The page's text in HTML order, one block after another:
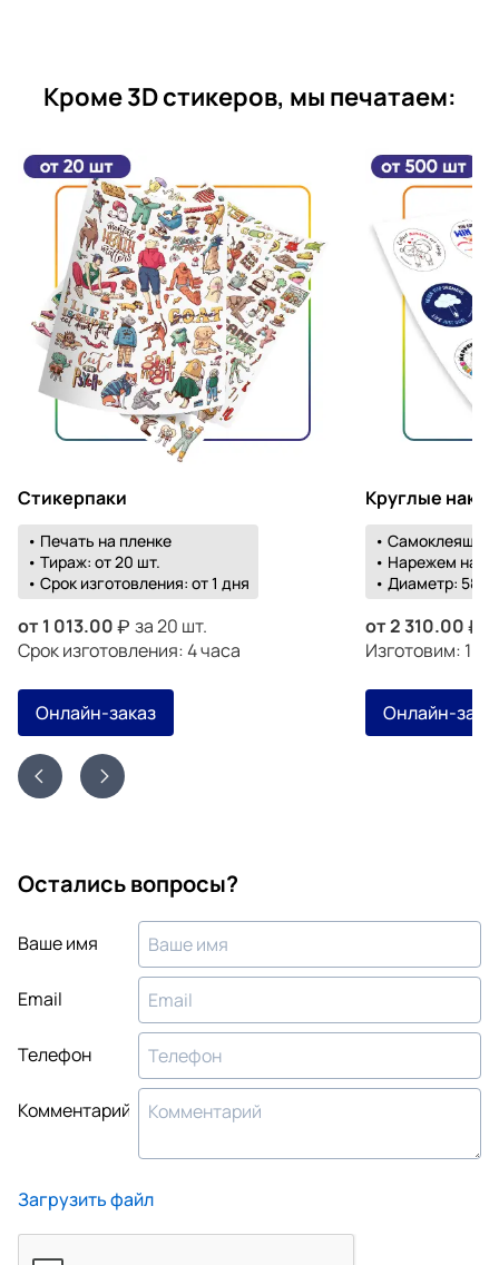
Кроме 3D стикеров, мы печатаем:
Стикерпаки
• Печать на пленке
• Тираж: от 20 шт.
• Срок изготовления: от 1 дня
от 1 013.00
за 20 шт.
Срок изготовления: 4 часа
Онлайн-заказ
Круглые
•
• Нарежем на
• Диаметр: 58-
от2 310.00
Изготовим: 19
Онлайн-
Остались вопросы?
Ваше имя
Email
Телефон
Комментарий
Загрузить файл